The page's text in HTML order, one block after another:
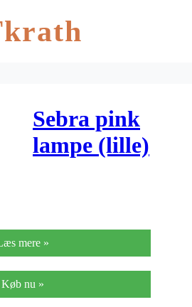
Sebra pink
lampe (lille)
mere »
Køb nu »